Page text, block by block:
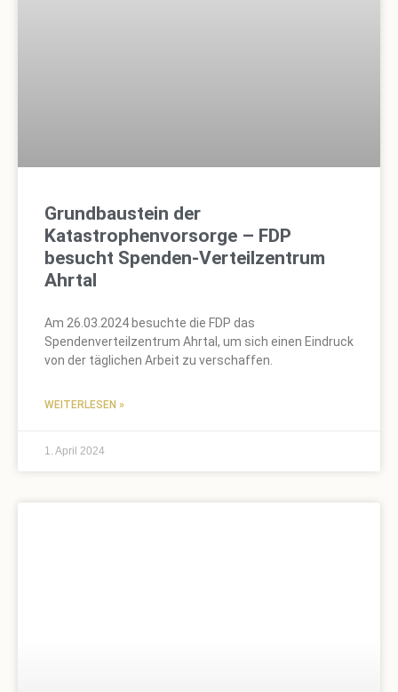
Grundbaustein der
Katastrophenvorsorge – FDP
besucht Spenden-Verteilzentrum
Ahrtal
Am 26.03.2024 besuchte die FDP das
Spendenverteilzentrum Ahrtal, um sich einen Eindruck
von der täglichen Arbeit zu verschaffen.
WEITERLESEN »
1. April 2024